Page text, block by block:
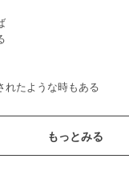
れたような時もある
て次の一歩を照らしてく